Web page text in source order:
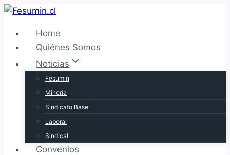
Saltar
contenidoHome
Quiénes Somos
Noticias
Fesumin
Minería
Sindicato Base
Laboral
Sindical
Convenios